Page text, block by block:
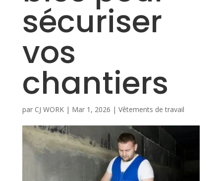
sécuriser
vos
chantiers
par CJ WORK| Mar 1, 2026 | Vêtements de travail